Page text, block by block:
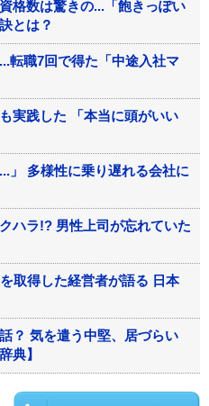
格数は驚きの...「飽きっぽい
とは？
転職7回で得た「中途入社マ
実践した 「本当に頭がいい
」 多様性に乗り遅れる会社に
ハラ!? 男性上司が忘れていた
取得した経営者が語る 日本
？ 気を遣う中堅、居づらい
典】